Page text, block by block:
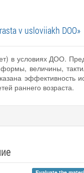
v usloviiakh DOO»
в условиях ДОО.
величины,
эффективность
раннего возраста.